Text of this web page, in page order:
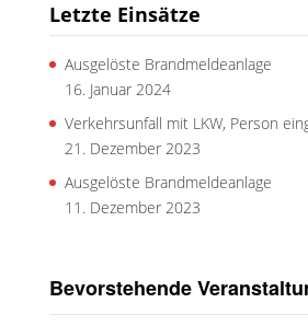
Letzte Einsätze
Ausgelöste Brandmeldeanlage
16. Januar 2024
Verkehrsunfall mit LKW, Person
21. Dezember 2023
Ausgelöste Brandmeldeanlage
11. Dezember 2023
Bevorstehende